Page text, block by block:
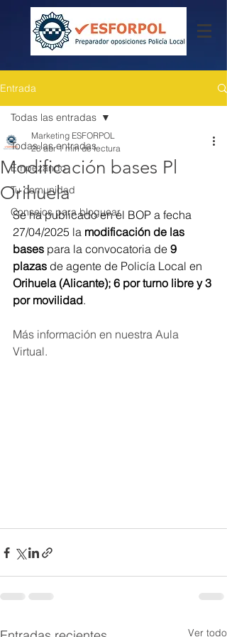
Entrada
Todas las entradas
Empezando
Tu comunidad
Consejos para bloguear
Todas las entradas
Modificación bases Pl
Orihuela
Marketing ESFORPOL
28 abr 1 min de lectura
Se ha publicado en el BOP a fecha
27/04/2025 la modificación de las
bases para la convocatoria de 9
plazas de agente de Policía Local en
Orihuela (Alicante); 6 por turno libre y 3
por movilidad.
Más información en nuestra Aula
Virtual.
Ver todo